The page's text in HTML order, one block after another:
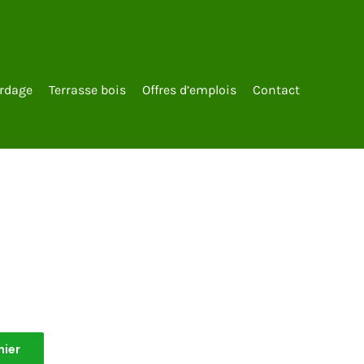
Terrasse bois Offres d’emplois
Contact